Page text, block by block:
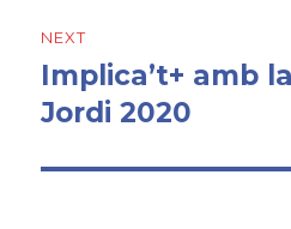
NEXT
Next
post:
Implica’t+ amb
Jordi 2020